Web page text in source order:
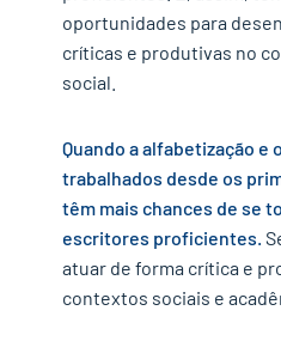
oportunidades para
críticas e produtivas no
social.
Quando a alfabetização e
trabalhados desde os
têm mais chances de se
escritores proficientes.
atuar de forma crítica e
contextos sociais e